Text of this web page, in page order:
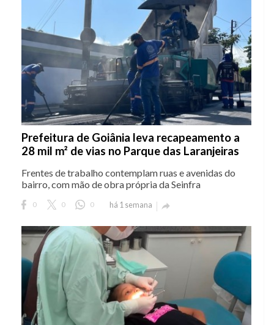
Prefeitura de Goiânia leva recapeamento a
28 mil m² de vias no Parque das Laranjeiras
Frentes de trabalho contemplam ruas e avenidas do
bairro, com mão de obra própria da Seinfra
0 0 0 há 1 semana 